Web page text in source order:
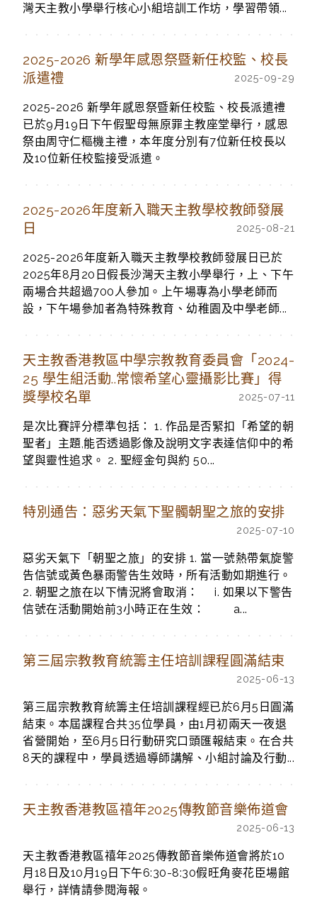
灣天主教小學舉行核心小組培訓工作坊，學習帶領...
2025-2026 新學年感恩祭暨新任校監、校長
派遣禮
2025-09-29
2025-2026 新學年感恩祭暨新任校監、校長派遣禮
已於9月19日下午假聖母無原罪主教座堂舉行，感恩
祭由周守仁樞機主禮，本年度分別有7位新任校長以
及10位新任校監接受派遣。
2025-2026年度新入職天主教學校教師發展
日
2025-08-21
2025-2026年度新入職天主教學校教師發展日已於
2025年8月20日假長沙灣天主教小學舉行，上、下午
兩場合共超過700人參加。上午場專為小學老師而
設，下午場參加者為特殊教育、幼稚園及中學老師...
天主教香港教區中學宗教教育委員會「2024-
25 學生組活動..常懷希望心靈攝影比賽」得
獎學校名單
2025-07-11
是次比賽評分標準包括： 1. 作品是否緊扣「希望的朝
聖者」主題,能否透過影像及說明文字表達信仰中的希
望與靈性追求。 2. 聖經金句與約 50...
特別通告：惡劣天氣下聖髑朝聖之旅的安排
2025-07-10
惡劣天氣下「朝聖之旅」的安排 1. 當一號熱帶氣旋警
告信號或黃色暴雨警告生效時，所有活動如期進行。
2. 朝聖之旅在以下情況將會取消： i. 如果以下警告
信號在活動開始前3小時正在生效： a...
第三屆宗教教育統籌主任培訓課程圓滿結束
2025-06-13
第三屆宗教教育統籌主任培訓課程經已於6月5日圓滿
結束。本屆課程合共35位學員，由1月初兩天一夜退
省營開始，至6月5日行動研究口頭匯報結束。在合共
8天的課程中，學員透過導師講解、小組討論及行動...
天主教香港教區禧年2025傳教節音樂佈道會
2025-06-13
天主教香港教區禧年2025傳教節音樂佈道會將於10
月18日及10月19日下午6:30-8:30假旺角麥花臣場館
舉行，詳情請參閱海報。